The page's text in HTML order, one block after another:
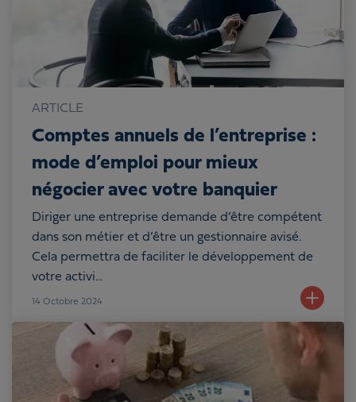
ARTICLE
Comptes annuels de l’entreprise :
mode d’emploi pour mieux
négocier avec votre banquier
Diriger une entreprise demande d’être compétent
dans son métier et d’être un gestionnaire avisé.
Cela permettra de faciliter le développement de
votre activi...
14 Octobre 2024